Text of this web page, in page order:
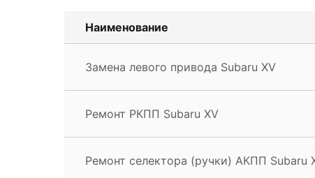
Наименование
Замена левого привода Subaru XV
Ремонт РКПП Subaru XV
Ремонт селектора (ручки) АКПП Subaru